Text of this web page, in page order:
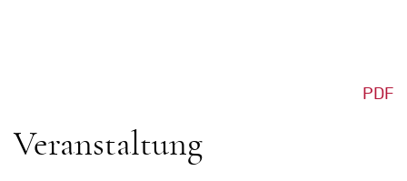
PDF
Veranstaltung